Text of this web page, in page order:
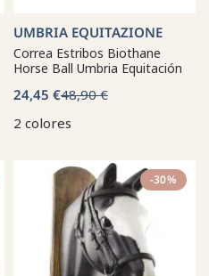
UMBRIA EQUITAZIONE
Correa Estribos Biothane
Horse Ball Umbria Equitación
24,45 €48,90 €
2 colores
-30%